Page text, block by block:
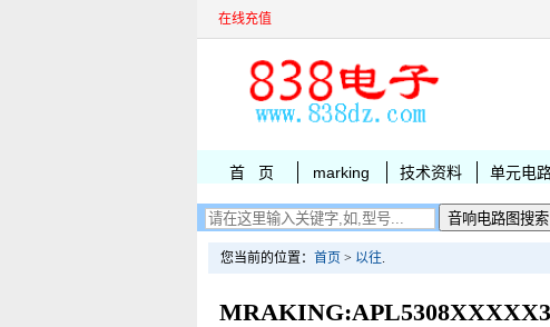
在线充值
首 页 marking 技术资料 单元电
您当前的位置： 首页 > 以往.